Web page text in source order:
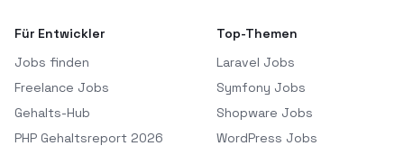
Für Entwickler
Jobs finden
Freelance Jobs
Gehalts-Hub
PHP Gehaltsreport 2026
Top-Themen
Laravel Jobs
Symfony Jobs
Shopware Jobs
WordPress Jobs